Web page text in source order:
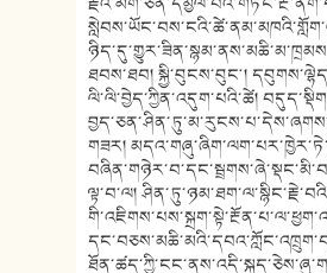
ཐབས་ཐབ། སྐྱི་བུངས་བུང༌།
ལི་ལི་བྱེད་ཀྱིན་འདུག་པའི་ཚེ།
གཟར།
ལྟ་བ་ལ།